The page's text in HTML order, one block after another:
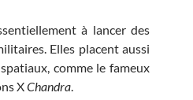
à lancer des
Elles placent aussi
comme le fameux
XChandra.